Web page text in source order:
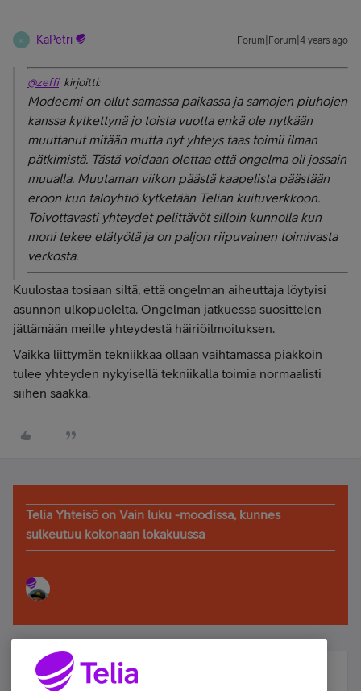
K KaPetri Forum|Forum|4 years ago
@zeffikirjoitti:
Modeemi on ollut samassa paikassa ja samojen piuhojen
kanssa kytkettynä jo toista vuotta enkä ole nytkään
muuttanut mitään mutta nyt yhteys taas toimii ilman
pätkimistä. Tästä voidaan olettaa että ongelma oli jossain
muualla. Muutaman viikon päästä kaapelista päästään
eroon kun taloyhtiö kytketään Telian kuituverkkoon.
Toivottavasti yhteydet pelittävöt silloin kunnolla kun
moni tekee etätyötä ja on paljon riipuvainen toimivasta
verkosta.
Kuulostaa tosiaan siltä, että ongelman aiheuttaja löytyisi
asunnon ulkopuolelta. Ongelman jatkuessa suosittelen
jättämään meille yhteydestä häiriöilmoituksen.
Vaikka liittymän tekniikkaa ollaan vaihtamassa piakkoin
tulee yhteyden nykyisellä tekniikalla toimia normaalisti
siihen saakka.
Telia Yhteisö on Vain luku -moodissa, kunnes
sulkeutuu kokonaan lokakuussa
Älä jää paitsi – osallistu ja voita!